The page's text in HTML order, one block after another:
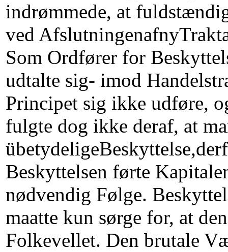
indrømmede, at
ved
Som Ordfører for
udtalte sig- imod
Principet sig ikke udføre,
fulgte dog ikke deraf, at
Beskyttelsen førte
nødvendig Følge.
maatte kun sørge for, at
Folkevellet. Den brutale